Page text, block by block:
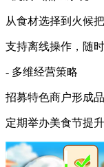
从食材选择到火候
支持离线操作，随
- 多维经营策略
招募特色商户形成
定期举办美食节提